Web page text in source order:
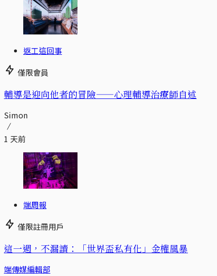
返工這回事
僅限會員
輔導是迎向他者的冒險——心理輔導治療師自述
Simon
1 天前
端周報
僅限註冊用戶
這一週，不漏讀：「世界盃私有化」金權風暴
端傳媒編輯部